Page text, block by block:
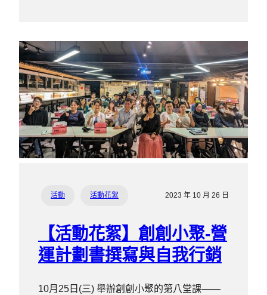
活動 活動花絮 2023 年 10 月 26 日
【活動花絮】創創小聚-營
運計劃書撰寫與自我行銷
10月25日(三) 舉辦創創小聚的第八堂課——